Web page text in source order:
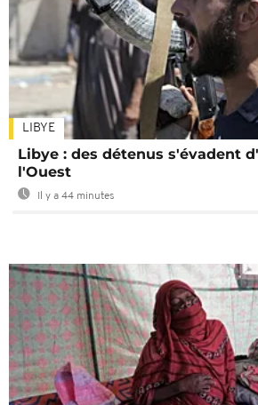
LIBYE
Libye : des détenus s'évadent
l'Ouest
Il y a 44 minutes